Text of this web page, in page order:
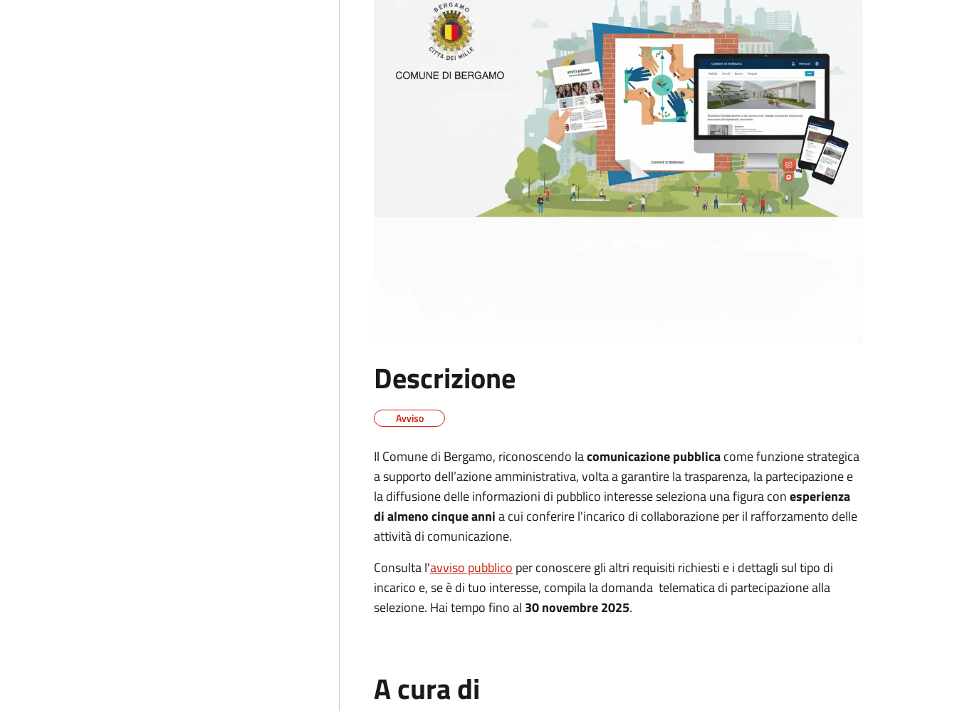
Descrizione
Avviso
Il Comune di Bergamo, riconoscendo lacomunicazione pubblicacome funzione strategica
a supporto dell’azione amministrativa, volta a garantire la trasparenza, la partecipazione e
la diffusione delle informazioni di pubblico interesse seleziona una figura conesperienza
di almeno cinque annia cui conferire l'incarico di collaborazione per il rafforzamento delle
attività di comunicazione.
Consulta l'avviso pubblico per conoscere gli altri requisiti richiesti e i dettagli sul tipo di
incarico e, se è di tuo interesse, compila la domanda telematica di partecipazione alla
selezione. Hai tempo fino al 30 novembre 2025.
A cura di